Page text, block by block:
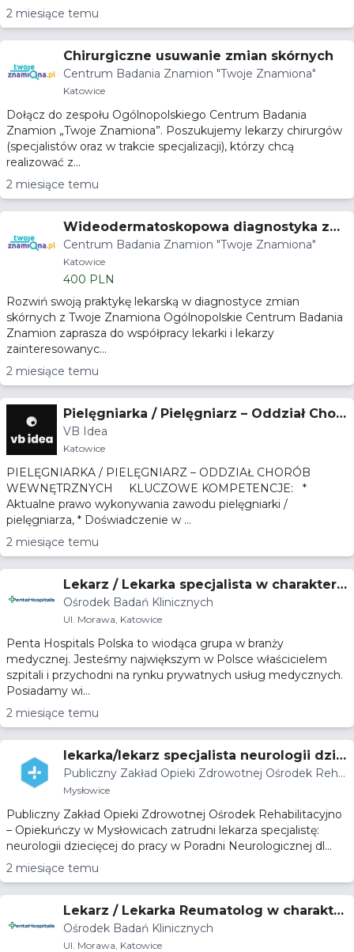
2 miesiące temu
Chirurgiczne usuwanie zmian skórnych
Centrum Badania Znamion "Twoje Znamiona"
Katowice
Dołącz do zespołu Ogólnopolskiego Centrum Badania
Znamion „Twoje Znamiona”. Poszukujemy lekarzy chirurgów
(specjalistów oraz w trakcie specjalizacji), którzy chcą
realizować z...
2 miesiące temu
Wideodermatoskopowa diagnostyka zmi
an skórnych
Centrum Badania Znamion "Twoje Znamiona"
Katowice
400 PLN
Rozwiń swoją praktykę lekarską w diagnostyce zmian
skórnych z Twoje Znamiona Ogólnopolskie Centrum Badania
Znamion zaprasza do współpracy lekarki i lekarzy
zainteresowanyc...
2 miesiące temu
Pielęgniarka / Pielęgniarz – Oddział Chor
ób Wewnętrznych
VB Idea
Katowice
PIELĘGNIARKA / PIELĘGNIARZ – ODDZIAŁ CHORÓB
WEWNĘTRZNYCH KLUCZOWE KOMPETENCJE: *
Aktualne prawo wykonywania zawodu pielęgniarki /
pielęgniarza, * Doświadczenie w ...
2 miesiące temu
Lekarz / Lekarka specjalista w charakterz
e badacza lub współbadacza
Ośrodek Badań Klinicznych
Ul. Morawa, Katowice
Penta Hospitals Polska to wiodąca grupa w branży
medycznej. Jesteśmy największym w Polsce właścicielem
szpitali i przychodni na rynku prywatnych usług medycznych.
Posiadamy wi...
2 miesiące temu
lekarka/lekarz specjalista neurologii dzie
cięcej do pracy w Poradni Neurologicznej
dla dzieci.
Publiczny Zakład Opieki Zdrowotnej Ośrodek Reha
bilitacyjno – Opiekuńczy
Mysłowice
Publiczny Zakład Opieki Zdrowotnej Ośrodek Rehabilitacyjno
– Opiekuńczy w Mysłowicach zatrudni lekarza specjalistę:
neurologii dziecięcej do pracy w Poradni Neurologicznej dl...
2 miesiące temu
Lekarz / Lekarka Reumatolog w charakter
ze Głównego Badacza lub Współbadacza
Ośrodek Badań Klinicznych
Ul. Morawa, Katowice